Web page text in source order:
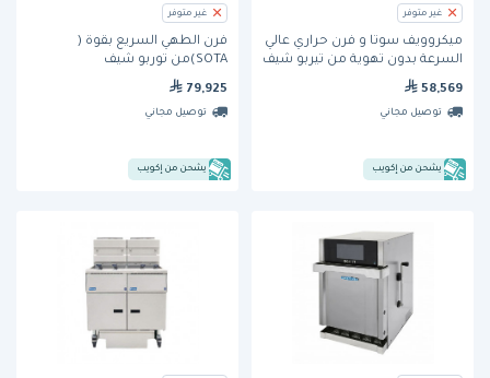
غير متوفر
ميكروويف سوتا و فرن حراري عالي
السرعة بدون تهوية من تيربو شيف
58,569
توصيل مجاني
يشحن من إكويب
غير متوفر
فرن الطهي السريع بقوة (
SOTA)من توربو شيف
79,925
توصيل مجاني
يشحن من إكويب